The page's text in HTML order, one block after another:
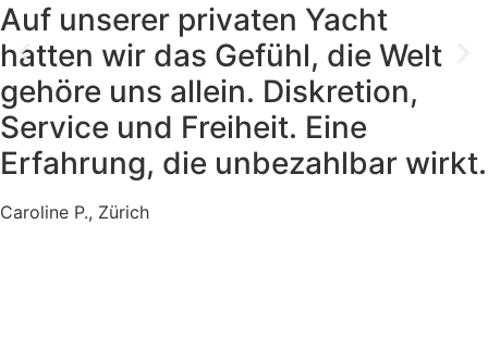
Auf unserer privaten Yacht
hatten wir das Gefühl, die Welt
gehöre uns allein. Diskretion,
Service und Freiheit. Eine
Erfahrung, die unbezahlbar wirkt.
Caroline P., Zürich